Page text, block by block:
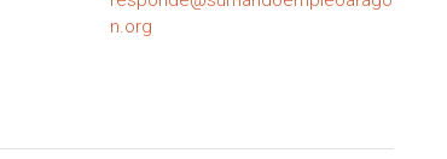
n.org